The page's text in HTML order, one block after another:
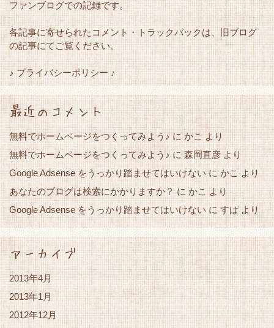
ファンブログでの記録です。
各記事に寄せられたコメント・トラックバックは、旧ブログ
の記事にてご覧ください。
♪ プライバシーポリシー ♪
最近のコメント
無料でホームページをつくってみよう♪ に かこより
無料でホームページをつくってみよう♪ に森岡直彦より
Google Adsense をうっかり踏ませてはいけないにかこより
あなたのブログは検索にかかりますか？ に かこ より
Google Adsense をうっかり踏ませてはいけない に すぱ より
アーカイブ
2013年4月
2013年1月
2012年12月